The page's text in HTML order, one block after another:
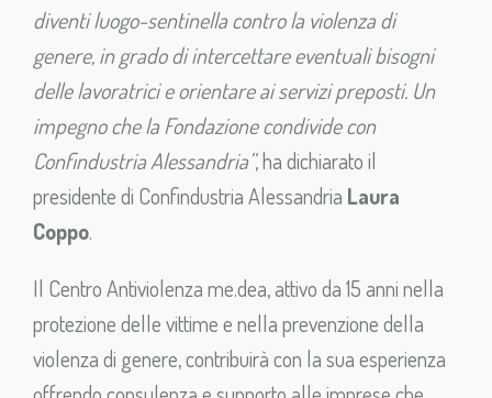
diventi luogo-sentinella contro la violenza di
genere, in grado di intercettare eventuali bisogni
delle lavoratrici e orientare ai servizi preposti. Un
impegno che la Fondazione condivide con
Confindustria Alessandria”, ha dichiarato il
presidente di Confindustria Alessandria Laura
Coppo.
Il Centro Antiviolenza me.dea, attivo da 15 anni nella
protezione delle vittime e nella prevenzione della
violenza di genere, contribuirà con la sua esperienza